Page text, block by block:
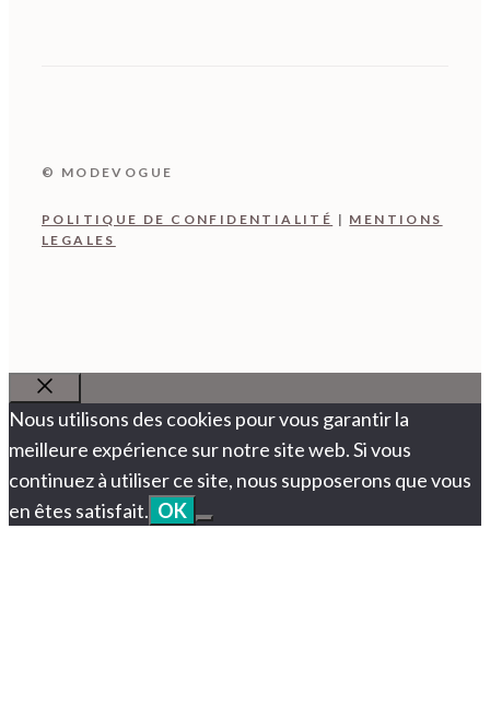
© MODEVOGUE
POLITIQUE DE CONFIDENTIALITÉ | MENTIONS
LEGALES
Fermer
Nous utilisons des cookies pour vous garantir la
meilleure expérience sur notre site web. Si vous
continuez à utiliser ce site, nous supposerons que vous
en êtes satisfait. OK